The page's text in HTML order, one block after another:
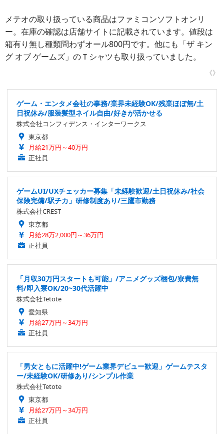
メテオの取り扱っている商品はファミコンソフトオンリ
ー。在庫の確認は店舗サイトに記載されています。値段は
箱有り無し種類問わずオール800円です。他にも「ザ キン
グ オブ ゲームズ」のＴシャツも取り扱っていました。
《》
ゲーム・エンタメ会社の事務/業界未経験OK/残業ほぼ無/土
日祝休み/服装髪型ネイル自由/好きが活かせる
株式会社コンフィデンス・インターワークス
東京都
月給21万円～40万円
正社員
ゲームUI/UXチェッカー募集「未経験歓迎/土日祝休み/社会
保険完備/駅チカ」研修制度あり/三鷹市勤務
株式会社CREST
東京都
月給28万2,000円～36万円
正社員
「月収30万円スタートも可能」/アニメグッズ梱包/寮費無
料/即入寮OK/20~30代活躍中
株式会社Tetote
愛知県
月給27万円～34万円
正社員
「男女ともに活躍中!ゲーム業界デビュー歓迎」ゲームテスタ
ー/未経験OK/研修あり/シンプル作業
株式会社Tetote
東京都
月給27万円～34万円
正社員